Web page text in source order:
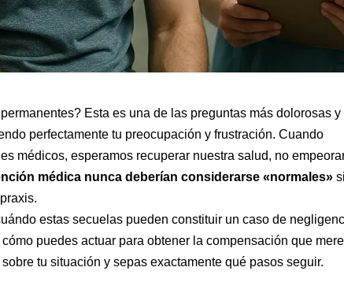
Esta es una de las preguntas más dolorosas y
perfectamente tu preocupación y frustración. Cuando
médicos, esperamos recuperar nuestra salud, no
médica nunca deberían considerarse «normales»
estas secuelas pueden constituir un caso de
puedes actuar para obtener la compensación que
tu situación y sepas exactamente qué pasos seguir.